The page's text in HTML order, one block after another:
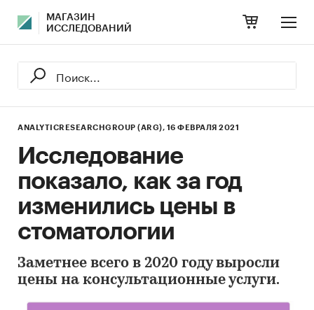
МАГАЗИН
ИССЛЕДОВАНИЙ
ANALYTICRESEARCHGROUP (ARG), 16 ФЕВРАЛЯ 2021
Исследование
показало, как за год
изменились цены в
стоматологии
Заметнее всего в 2020 году выросли
цены на консультационные услуги.